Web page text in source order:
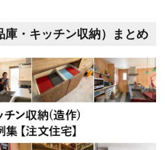
庫・キッチン収納）まとめ